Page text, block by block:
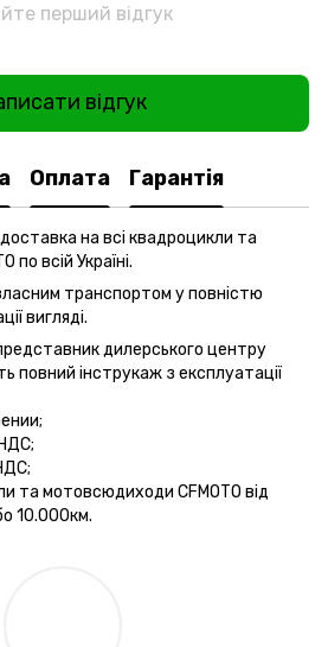
перший відгук
відгук
Оплата Гарантія
на всі квадроцикли та
всій Україні.
транспортом у повністю
вигляді.
дилерського центру
інструкаж з експлуатації
та мотовсюдиходи CFMOTO від
10.000км.